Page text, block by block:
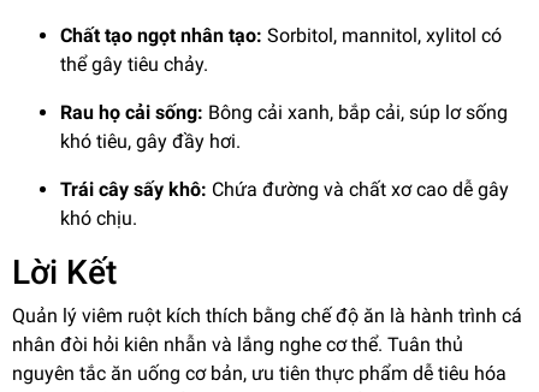
Chất tạo ngọt nhân tạo: Sorbitol, mannitol, xylitol có
thể gây tiêu chảy.
Rau họ cải sống: Bông cải xanh, bắp cải, súp lơ sống
khó tiêu, gây đầy hơi.
Trái cây sấy khô: Chứa đường và chất xơ cao dễ gây
khó chịu.
Lời Kết
Quản lý viêm ruột kích thích bằng chế độ ăn là hành trình cá
nhân đòi hỏi kiên nhẫn và lắng nghe cơ thể. Tuân thủ
nguyên tắc ăn uống cơ bản, ưu tiên thực phẩm dễ tiêu hóa